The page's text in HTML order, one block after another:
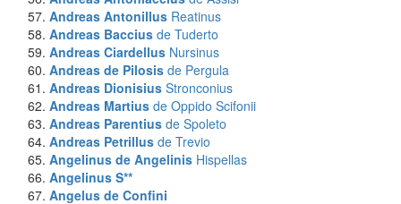
Andreas Antonillus Reatinus
Andreas Baccius de Tuderto
Andreas Ciardellus Nursinus
Andreas de Pilosis de Pergula
Andreas Dionisius Stronconius
Andreas Martius de Oppido Scifonii
Andreas Parentius de Spoleto
Andreas Petrillus de Trevio
Angelinus de Angelinis Hispellas
Angelinus S**
Angelus de Confini